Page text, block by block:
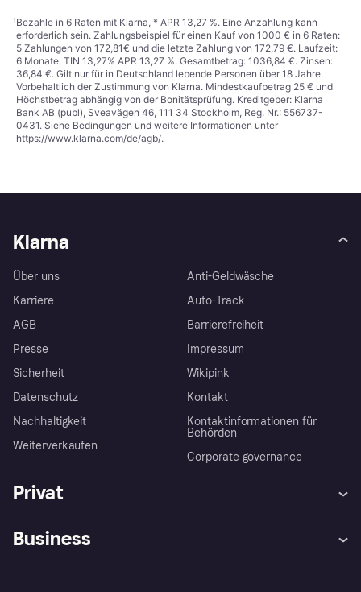
¹Bezahle in 6 Raten mit Klarna, * APR 13,27 %. Eine Anzahlung kann
erforderlich sein. Zahlungsbeispiel für einen Kauf von 1000 € in 6 Raten:
5 Zahlungen von 172,81€ und die letzte Zahlung von 172,79 €. Laufzeit:
6 Monate. TIN 13,27% APR 13,27 %. Gesamtbetrag: 1036,84 €. Zinsen:
36,84 €. Gilt nur für in Deutschland lebende Personen über 18 Jahre.
Vorbehaltlich der Zustimmung von Klarna. Mindestkaufbetrag 25 € und
Höchstbetrag abhängig von der Bonitätsprüfung. Kreditgeber: Klarna
Bank AB (publ), Sveavägen 46, 111 34 Stockholm, Reg. Nr.: 556737-
0431. Siehe Bedingungen und weitere Informationen unter
https://www.klarna.com/de/agb/.
Klarna
Über uns
Karriere
AGB
Presse
Sicherheit
Datenschutz
Nachhaltigkeit
Weiterverkaufen
Anti-Geldwäsche
Auto-Track
Barrierefreiheit
Impressum
Wikipink
Kontakt
Kontaktinformationen für
Behörden
Corporate governance
Privat
Business